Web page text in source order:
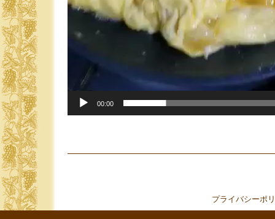
00:00
プライバシーポ